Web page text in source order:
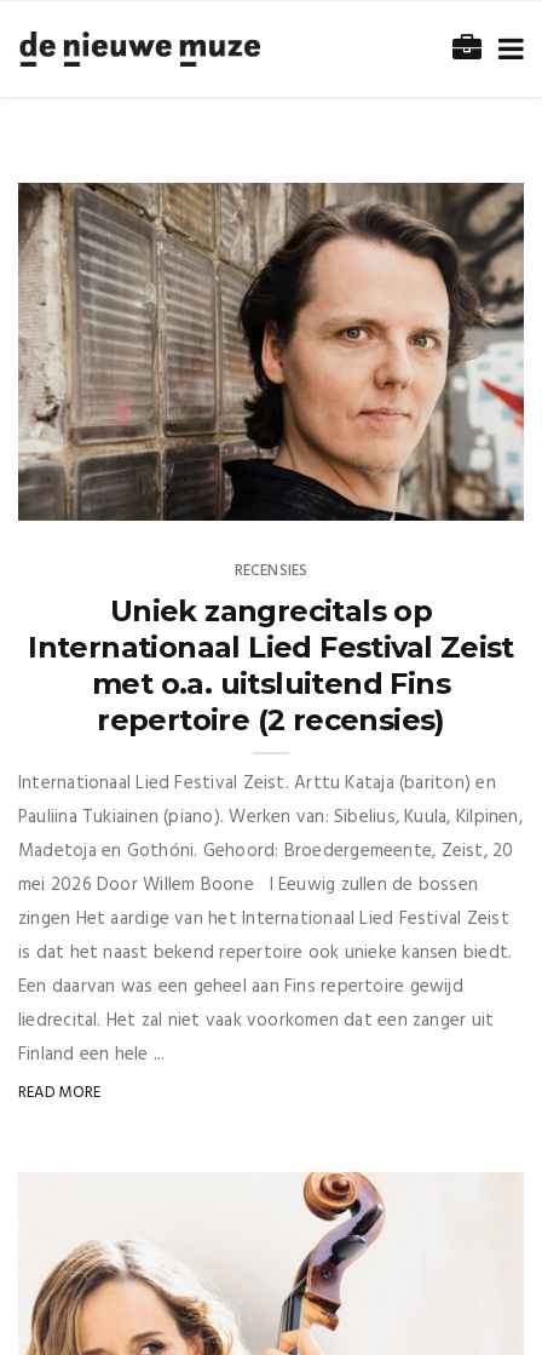
RECENSIES
Uniek zangrecitals op
Internationaal Lied Festival Zeist
met o.a. uitsluitend Fins
repertoire (2 recensies)
Internationaal Lied Festival Zeist. Arttu Kataja (bariton) en
Pauliina Tukiainen (piano). Werken van: Sibelius, Kuula, Kilpinen,
Madetoja en Gothóni. Gehoord: Broedergemeente, Zeist, 20
mei 2026 Door Willem Boone I Eeuwig zullen de bossen
zingen Het aardige van het Internationaal Lied Festival Zeist
is dat het naast bekend repertoire ook unieke kansen biedt.
Een daarvan was een geheel aan Fins repertoire gewijd
liedrecital. Het zal niet vaak voorkomen dat een zanger uit
Finland een hele ...
READ MORE